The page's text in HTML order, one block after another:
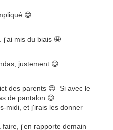
😁
j'ai mis du biais 🤩
justement 😃
des parents 😍 Si avec le
de pantalon 😉
midi, et j'irais les donner
faire, j'en rapporte demain